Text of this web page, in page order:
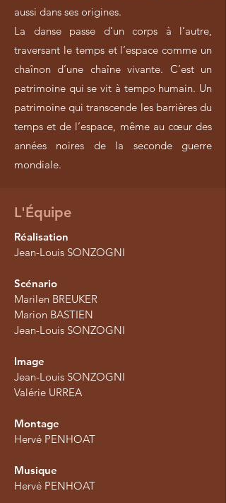
aussi dans ses origines.
La danse passe d’un corps à l’autre,
traversant le temps et l’espace comme un
chaînon d’une chaîne vivante. C’est un
patrimoine qui se vit à tempo humain. Un
patrimoine qui transcende les barrières du
temps et de l’espace, même au cœur des
années noires de la seconde guerre
mondiale.
L'Équipe
Réalisation
Jean-Louis SONZOGNI
Scénario
Marilen BREUKER
Marion BASTIEN
Jean-Louis SONZOGNI
Image
Jean-Louis SONZOGNI
Valérie URREA
Montage
Hervé PENHOAT
Musique
Hervé PENHOAT